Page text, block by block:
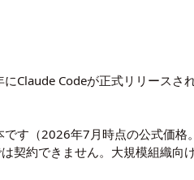
Claude Codeが正式リリースさ
です（2026年7月時点の公式価格
契約できません。大規模組織向